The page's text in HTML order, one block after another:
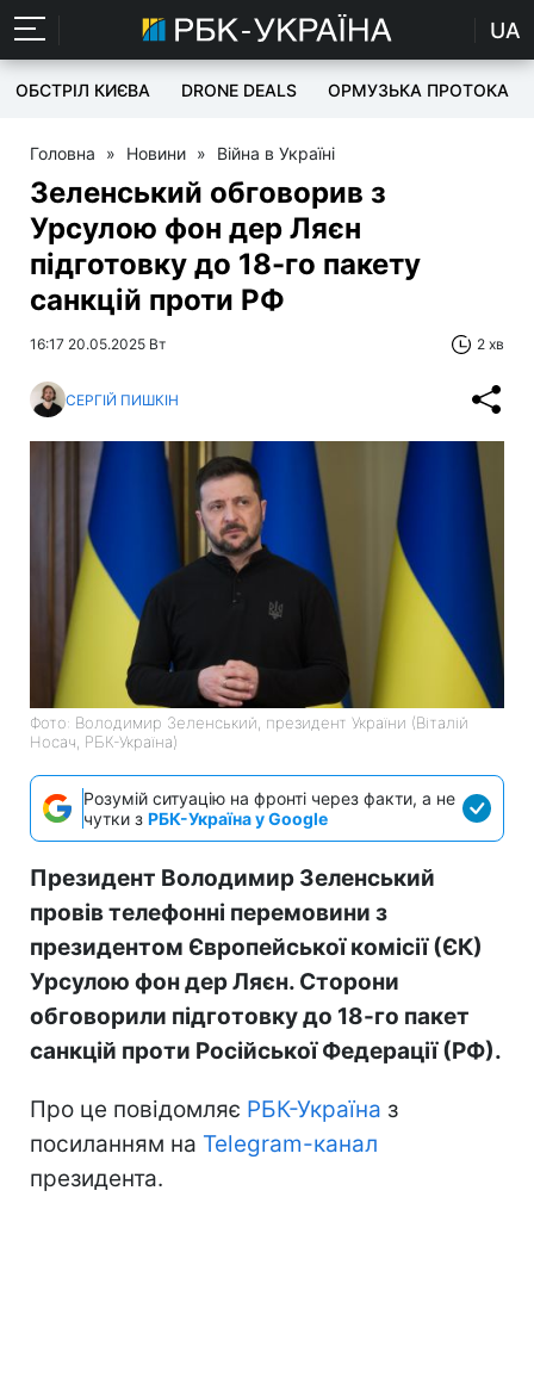
UA
ОБСТРІЛ КИЄВА DRONE DEALS ОРМУЗЬКА ПРОТОКА
Головна » Новини » Війна в Україні
Зеленський обговорив з
Урсулою фон дер Ляєн
підготовку до 18-го пакету
санкцій проти РФ
16:17 20.05.2025 Вт 2 хв
СЕРГІЙ ПИШКІН
Фото: Володимир Зеленський, президент України (Віталій
Носач, РБК-Україна)
Розумій ситуацію на фронті через факти, а не
чутки з РБК-Україна у Google
Президент Володимир Зеленський
провів телефонні перемовини з
президентом Європейської комісії (ЄК)
Урсулою фон дер Ляєн. Сторони
обговорили підготовку до 18-го пакет
санкцій проти Російської Федерації (РФ).
Про це повідомляє РБК-Україна з
посиланням на Telegram-канал
президента.